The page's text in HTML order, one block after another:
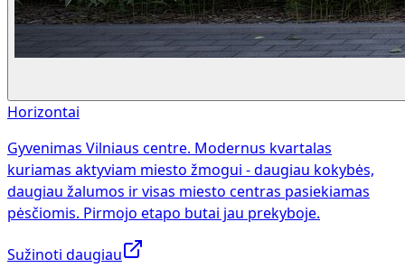
Horizontai
Gyvenimas Vilniaus centre. Modernus kvartalas
kuriamas aktyviam miesto žmogui - daugiau kokybės,
daugiau žalumos ir visas miesto centras pasiekiamas
pėsčiomis. Pirmojo etapo butai jau prekyboje.
Sužinoti daugiau